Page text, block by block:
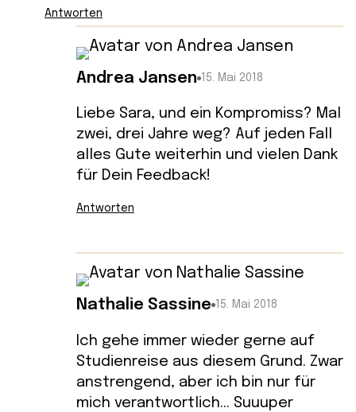
Antworten
Andrea Jansen 15. Mai 2018
Liebe Sara, und ein Kompromiss? Mal
zwei, drei Jahre weg? Auf jeden Fall
alles Gute weiterhin und vielen Dank
für Dein Feedback!
Antworten
Nathalie Sassine 15. Mai 2018
Ich gehe immer wieder gerne auf
Studienreise aus diesem Grund. Zwar
anstrengend, aber ich bin nur für
mich verantwortlich… Suuuper